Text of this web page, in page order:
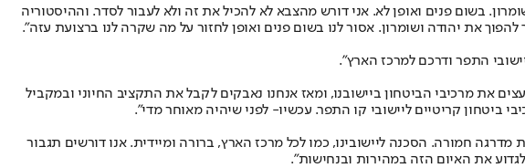
בשום פנים ואופן לא. אני דורש מהצבא לא להכיל את זה ולא לעבור לסדר. וההיסטוריה
את יהודה ושומרון. אסור לנו בשום פנים ואופן לחזור על מה שקרה לנו ברצועת עזה".
התפר ודרכם למרכז הארץ".
את מרכיבי הביטחון ביישובנו, ומאז אנחנו נאבקים לקבל את התקציב החיוני ובמקביל
קריטיים ליישובי קו התפר. עכשיו- לפני שיהיה מאוחר מדי״.
חמורה. הסכנה ליישובינו, כמו לכל מרכז הארץ, ברורה ומיידית. אנו דורשים תגבור
את האיום הזה במהירות ובנחישות".